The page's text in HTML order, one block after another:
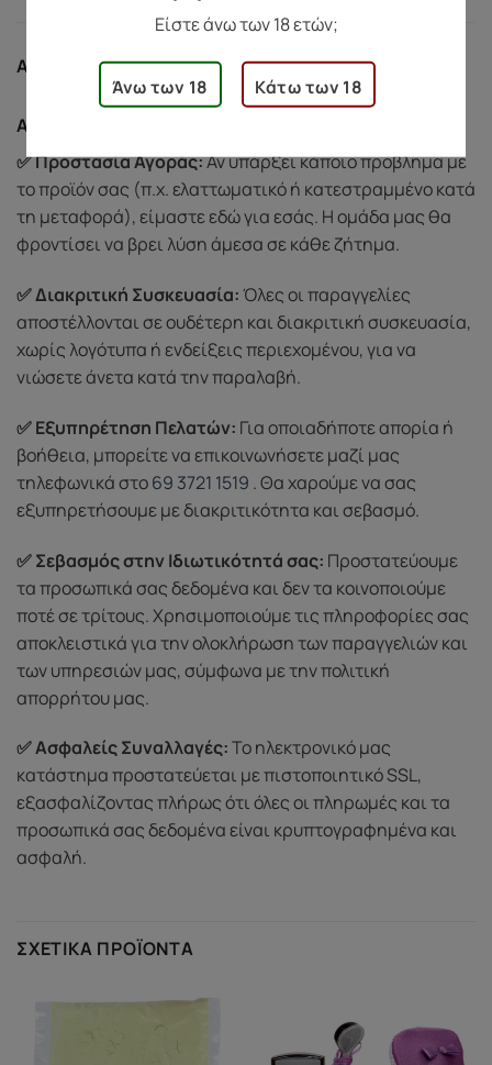
ΑΣΦΆΛΕΙΑ ΑΓΟΡΏΝ
Ασφάλεια Αγορών
✅ Προστασία Αγοράς:Αν υπάρξει κάποιο πρόβλημα με
το προϊόν σας (π.χ. ελαττωματικό ή κατεστραμμένο κατά
τη μεταφορά), είμαστε εδώ για εσάς. Η ομάδα μας θα
φροντίσει να βρει λύση άμεσα σε κάθε ζήτημα.
✅ Διακριτική Συσκευασία:Όλες οι παραγγελίες
αποστέλλονται σε ουδέτερη και διακριτική συσκευασία,
χωρίς λογότυπα ή ενδείξεις περιεχομένου, για να
νιώσετε άνετα κατά την παραλαβή.
✅ Εξυπηρέτηση Πελατών: Για οποιαδήποτε απορία ή
βοήθεια, μπορείτε να επικοινωνήσετε μαζί μας
τηλεφωνικά στο69 3721 1519 . Θα χαρούμε να σας
εξυπηρετήσουμε με διακριτικότητα και σεβασμό.
✅ Σεβασμός στην Ιδιωτικότητά σας: Προστατεύουμε
τα προσωπικά σας δεδομένα και δεν τα κοινοποιούμε
ποτέ σε τρίτους. Χρησιμοποιούμε τις πληροφορίες σας
αποκλειστικά για την ολοκλήρωση των παραγγελιών και
των υπηρεσιών μας, σύμφωνα με την πολιτική
απορρήτου μας.
✅ Ασφαλείς Συναλλαγές:Το ηλεκτρονικό μας
κατάστημα προστατεύεται με πιστοποιητικό SSL,
εξασφαλίζοντας πλήρως ότι όλες οι πληρωμές και τα
προσωπικά σας δεδομένα είναι κρυπτογραφημένα και
ασφαλή.
ΣΧΕΤΙΚΆ ΠΡΟΪΌΝΤΑ
Είστε άνω των 18 ετών;
Άνω των 18 Κάτω των 18